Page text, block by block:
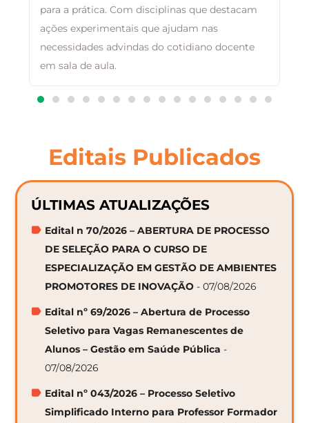
para a prática. Com disciplinas que destacam
ações experimentais que ajudam nas
necessidades advindas do cotidiano docente
em sala de aula.
Editais Publicados
ÚLTIMAS ATUALIZAÇÕES
Edital n 70/2026 – ABERTURA DE PROCESSO
DE SELEÇÃO PARA O CURSO DE
ESPECIALIZAÇÃO EM GESTÃO DE AMBIENTES
PROMOTORES DE INOVAÇÃO - 07/08/2026
Edital nº 69/2026 – Abertura de Processo
Seletivo para Vagas Remanescentes de
Alunos – Gestão em Saúde Pública -
07/08/2026
Edital nº 043/2026 – Processo Seletivo
Simplificado Interno para Professor Formador